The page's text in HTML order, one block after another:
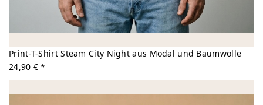
Print-T-Shirt Steam City Night aus Modal und Baumwolle
24,90 € *